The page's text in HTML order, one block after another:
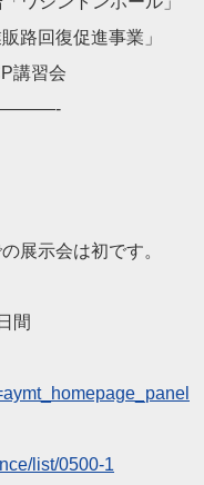
路回復促進事業」
講習会
展示会は初です。
間
list/0500-1